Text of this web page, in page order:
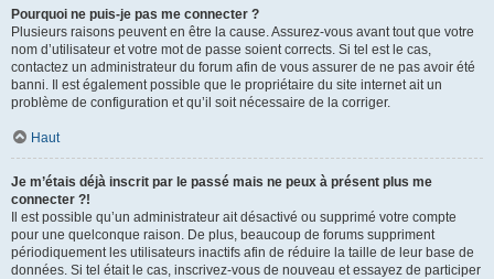
Pourquoi ne puis-je pas me connecter ?
Plusieurs raisons peuvent en être la cause. Assurez-vous avant tout que votre
nom d’utilisateur et votre mot de passe soient corrects. Si tel est le cas,
contactez un administrateur du forum afin de vous assurer de ne pas avoir été
banni. Il est également possible que le propriétaire du site internet ait un
problème de configuration et qu’il soit nécessaire de la corriger.
Haut
Je m’étais déjà inscrit par le passé mais ne peux à présent plus me
connecter ?!
Il est possible qu’un administrateur ait désactivé ou supprimé votre compte
pour une quelconque raison. De plus, beaucoup de forums suppriment
périodiquement les utilisateurs inactifs afin de réduire la taille de leur base de
données. Si tel était le cas, inscrivez-vous de nouveau et essayez de participer